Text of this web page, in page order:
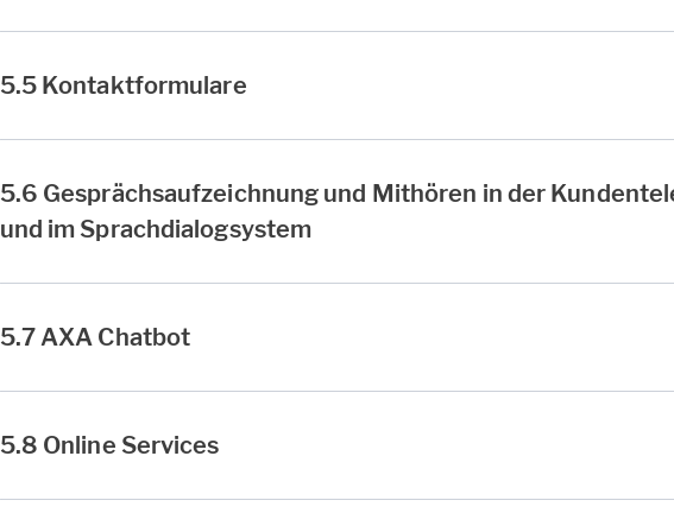
5.5 Kontaktformulare
5.6 Gesprächsaufzeichnung und Mithören in der
und im Sprachdialogsystem
5.7 AXA Chatbot
5.8 Online Services